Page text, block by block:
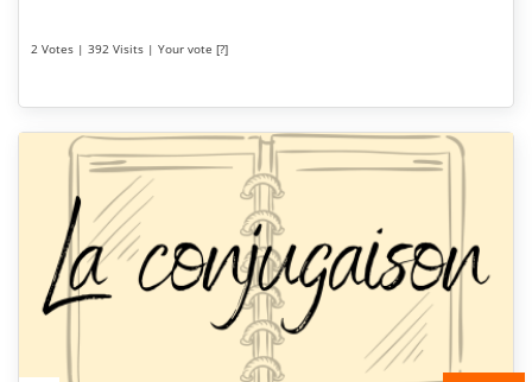
2 Votes | 392 Visits | Your vote [?]